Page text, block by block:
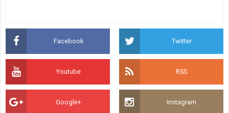
Facebook Twitter
Youtube RSS
Google+ Instagram